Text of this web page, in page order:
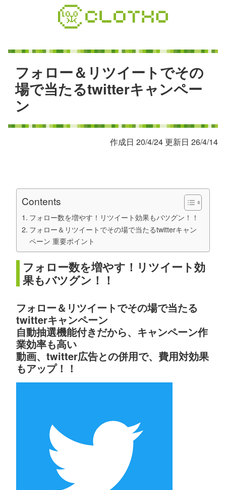
フォ ロー＆ リツイー トでその
場で当たるtwitterキャンペー
ン
作成日 20/4/24 更新日 26/4/14
Contents
フォロー数を増やす！リツイート効果もバツグン！！
フォロー＆リツイートでその場で当たるtwitterキャン
ペーン 重要ポイント
フォロー数を増やす！リツイート効
果もバツグン！！
フォロー＆リツイートでその場で当たる
twitterキャンペーン
自動抽選機能付きだから、キャンペーン作
業効率も高い
動画、twitter広告との併用で、費用対効果
もアップ！！